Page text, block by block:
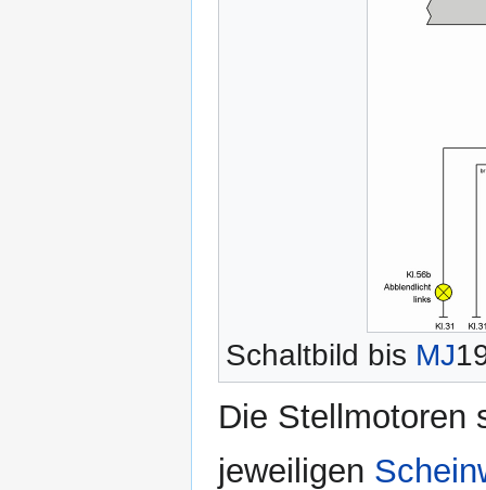
Schaltbild bis MJ
Die Stellmotoren
jeweiligen